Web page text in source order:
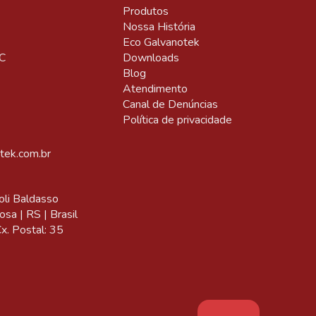
Baldasso
| RS | Brasil
Postal: 35
Produtos
Nossa História
Eco Galvanotek
Downloads
Blog
Atendimento
Canal de Denúncias
Política de privacidade